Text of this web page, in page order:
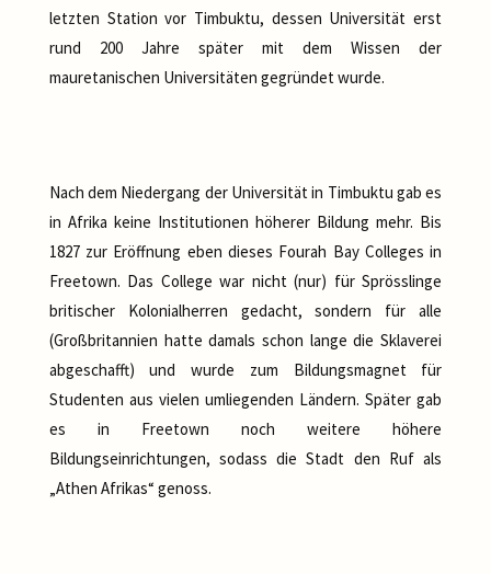
letzten Station vor Timbuktu, dessen Universität erst
rund 200 Jahre später mit dem Wissen der
mauretanischen Universitäten gegründet wurde.
Nach dem Niedergang der Universität in Timbuktu gab es
in Afrika keine Institutionen höherer Bildung mehr. Bis
1827 zur Eröffnung eben dieses Fourah Bay Colleges in
Freetown. Das College war nicht (nur) für Sprösslinge
britischer Kolonialherren gedacht, sondern für alle
(Großbritannien hatte damals schon lange die Sklaverei
abgeschafft) und wurde zum Bildungsmagnet für
Studenten aus vielen umliegenden Ländern. Später gab
es in Freetown noch weitere höhere
Bildungseinrichtungen, sodass die Stadt den Ruf als
„Athen Afrikas“ genoss.